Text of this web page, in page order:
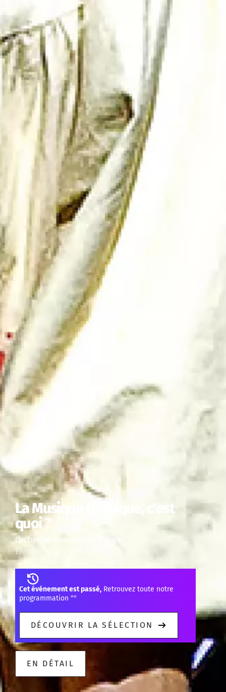
La Musique classique, c'est
quoi ?
Orchestre National de France
Delyana Lazarova
Cet événement est passé, Retrouvez toute notre
programmation ""
DÉCOUVRIR LA SÉLECTION
EN DÉTAIL